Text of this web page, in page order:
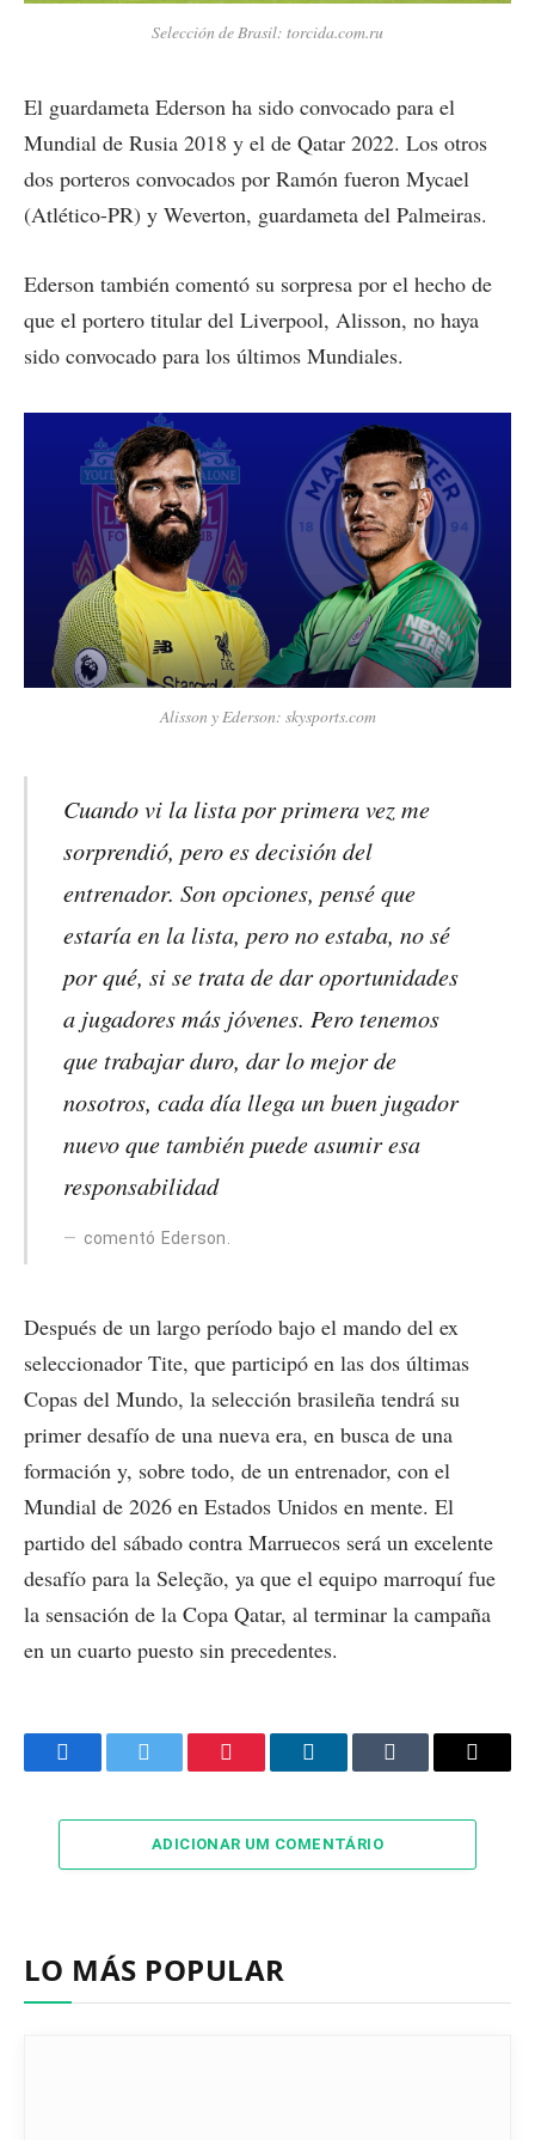
Selección de Brasil: torcida.com.ru
El guardameta Ederson ha sido convocado para el
Mundial de Rusia 2018 y el de Qatar 2022. Los otros
dos porteros convocados por Ramón fueron Mycael
(Atlético-PR) y Weverton, guardameta del Palmeiras.
Ederson también comentó su sorpresa por el hecho de
que el portero titular del Liverpool, Alisson, no haya
sido convocado para los últimos Mundiales.
Alisson y Ederson: skysports.com
Cuando vi la lista por primera vez me
sorprendió, pero es decisión del
entrenador. Son opciones, pensé que
estaría en la lista, pero no estaba, no sé
por qué, si se trata de dar oportunidades
a jugadores más jóvenes. Pero tenemos
que trabajar duro, dar lo mejor de
nosotros, cada día llega un buen jugador
nuevo que también puede asumir esa
responsabilidad
comentó Ederson.
Después de un largo período bajo el mando del ex
seleccionador Tite, que participó en las dos últimas
Copas del Mundo, la selección brasileña tendrá su
primer desafío de una nueva era, en busca de una
formación y, sobre todo, de un entrenador, con el
Mundial de 2026 en Estados Unidos en mente. El
partido del sábado contra Marruecos será un excelente
desafío para la Seleção, ya que el equipo marroquí fue
la sensación de la Copa Qatar, al terminar la campaña
en un cuarto puesto sin precedentes.
FacebookTwitter Pinterest LinkedInTumblr Email
ADICIONAR UM COMENTÁRIO
LO MÁS POPULAR